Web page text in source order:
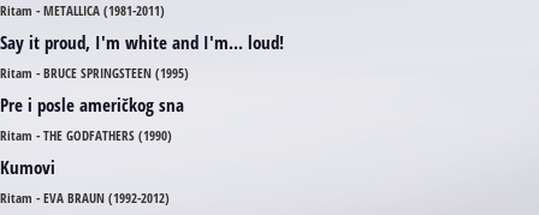
Ritam - METALLICA (1981-2011)
Say it proud, I'm white and I'm... loud!
Ritam - BRUCE SPRINGSTEEN (1995)
Pre i posle američkog sna
Ritam - THE GODFATHERS (1990)
Kumovi
Ritam - EVA BRAUN (1992-2012)